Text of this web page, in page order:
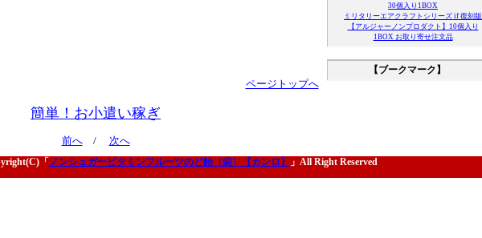
30個入り1BOX
ミリタリーエアクラフトシリーズ if 復刻版
【アルジャーノンプロダクト】10個入り
1BOX お取り寄せ注文品
【ブークマーク】
ページトップへ
簡単！お小遣い稼ぎ
前へ/ 次へ
「 ノンシュガービタミンフルーツのど飴（袋）【カンロ】 」All Right Reserved